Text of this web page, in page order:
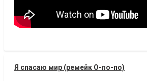
Я спасаю мир (ремейк О-по-по)